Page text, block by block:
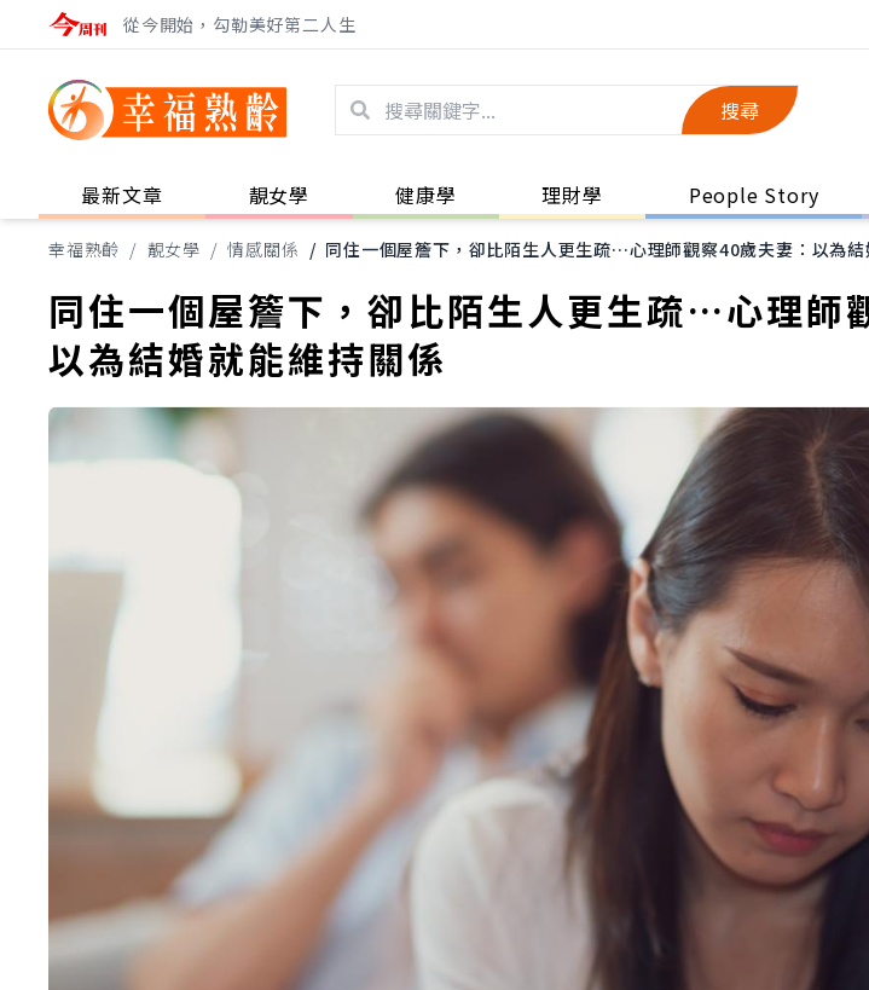
從今開始，勾勒美好第二人生
搜尋
最新文章 靚女學 健康學 理財學 People Story
幸福熟齡 / 靚女學 / 情感關係 / 同住一個屋簷下，卻比陌生人更生疏…心理師觀察40歲夫妻：以為
同住一個屋簷下，卻比陌生人更生疏…心理師
以為結婚就能維持關係